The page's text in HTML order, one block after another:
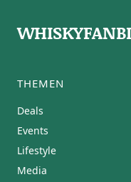
THEMEN
Deals
Events
Lifestyle
Media